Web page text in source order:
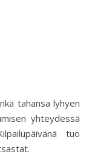
tahansa lyhyen
yhteydessä
tuo